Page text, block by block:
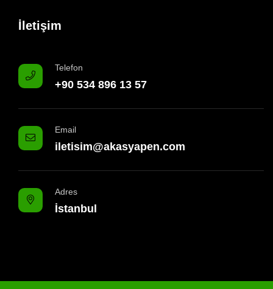
İletişim
Telefon
+90 534 896 13 57
Email
iletisim@akasyapen.com
Adres
İstanbul